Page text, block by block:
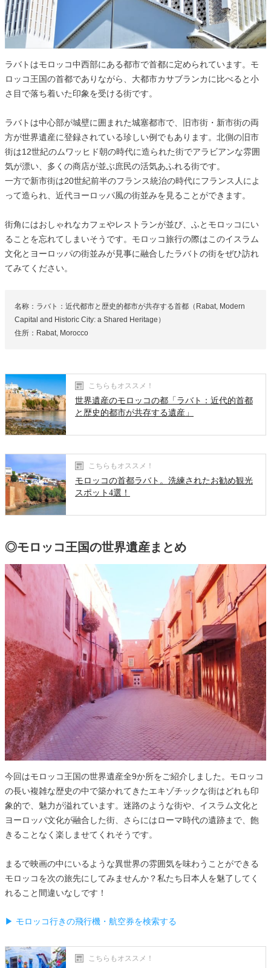
ラバトはモロッコ中西部にある都市で首都に定められています。モ
ロッコ王国の首都でありながら、大都市カサブランカに比べると小
さ目で落ち着いた印象を受ける街です。
ラバトは中心部が城壁に囲まれた城塞都市で、旧市街・新市街の両
方が世界遺産に登録されている珍しい例でもあります。北側の旧市
街は12世紀のムワッヒド朝の時代に造られた街でアラビアンな雰囲
気が漂い、多くの商店が並ぶ庶民の活気あふれる街です。
一方で新市街は20世紀前半のフランス統治の時代にフランス人によ
って造られ、近代ヨーロッパ風の街並みを見ることができます。
街角にはおしゃれなカフェやレストランが並び、ふとモロッコにい
ることを忘れてしまいそうです。モロッコ旅行の際はこのイスラム
文化とヨーロッパの街並みが見事に融合したラバトの街をぜひ訪れ
てみてください。
名称：ラバト：近代都市と歴史的都市が共存する首都（Rabat, Modern
Capital and Historic City: a Shared Heritage）
住所：Rabat, Morocco
こちらもオススメ！
世界遺産のモロッコの都「ラバト：近代的首都
と歴史的都市が共存する遺産」
こちらもオススメ！
モロッコの首都ラバト。洗練されたお勧め観光
スポット4選！
◎モロッコ王国の世界遺産まとめ
今回はモロッコ王国の世界遺産全9か所をご紹介しました。モロッコ
の長い複雑な歴史の中で築かれてきたエキゾチックな街はどれも印
象的で、魅力が溢れています。迷路のような街や、イスラム文化と
ヨーロッパ文化が融合した街、さらにはローマ時代の遺跡まで、飽
きることなく楽しませてくれそうです。
まるで映画の中にいるような異世界の雰囲気を味わうことができる
モロッコを次の旅先にしてみませんか？私たち日本人を魅了してく
れること間違いなしです！
▶ モロッコ行きの飛行機・航空券を検索する
こちらもオススメ！